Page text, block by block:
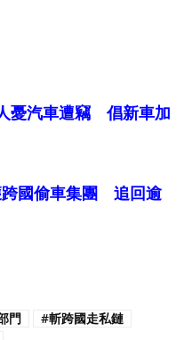
憂汽車遭竊 倡新車加
跨國偷車集團 追回逾
門
#斬跨國走私鏈